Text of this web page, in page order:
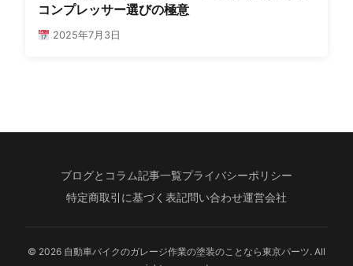
コンプレッサー選びの極意
2025年7月3日
ブログとコラム記事一覧プライバシーポリシー
特定商取引に基づく表記問い合わせ運営会社
© 2026 自動車バイクのガレージ作業の塗装のことなら東京パーツ. All